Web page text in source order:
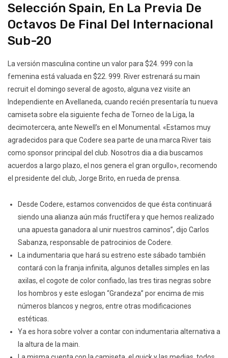
Selección Spain, En La Previa De
Octavos De Final Del Internacional
Sub-20
La versión masculina contine un valor para $24. 999 con la
femenina está valuada en $22. 999. River estrenará su main
recruit el domingo several de agosto, alguna vez visite an
Independiente en Avellaneda, cuando recién presentaría tu nueva
camiseta sobre ela siguiente fecha de Torneo de la Liga, la
decimotercera, ante Newell’s en el Monumental. «Estamos muy
agradecidos para que Codere sea parte de una marca River tais
como sponsor principal del club. Nosotros dia a dia buscamos
acuerdos a largo plazo, el nos genera el gran orgullo», recomendo
el presidente del club, Jorge Brito, en rueda de prensa.
Desde Codere, estamos convencidos de que ésta continuará
siendo una alianza aún más fructífera y que hemos realizado
una apuesta ganadora al unir nuestros caminos”, dijo Carlos
Sabanza, responsable de patrocinios de Codere.
La indumentaria que hará su estreno este sábado también
contará con la franja infinita, algunos detalles simples en las
axilas, el cogote de color confiado, las tres tiras negras sobre
los hombros y este eslogan “Grandeza” por encima de mis
números blancos y negros, entre otras modificaciones
estéticas.
Ya es hora sobre volver a contar con indumentaria alternativa a
la altura de la main.